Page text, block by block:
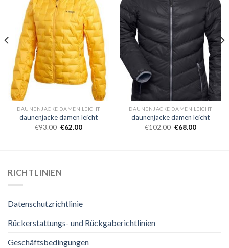
DAUNENJACKE DAMEN LEICHT
daunenjacke damen leicht
€93.00 €62.00
DAUNENJACKE DAMEN LEICHT
daunenjacke damen leicht
€102.00 €68.00
RICHTLINIEN
Datenschutzrichtlinie
Rückerstattungs- und Rückgaberichtlinien
Geschäftsbedingungen